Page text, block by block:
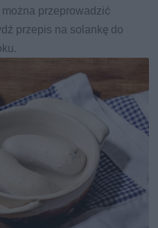
przeprowadzić
przepis na solankę do